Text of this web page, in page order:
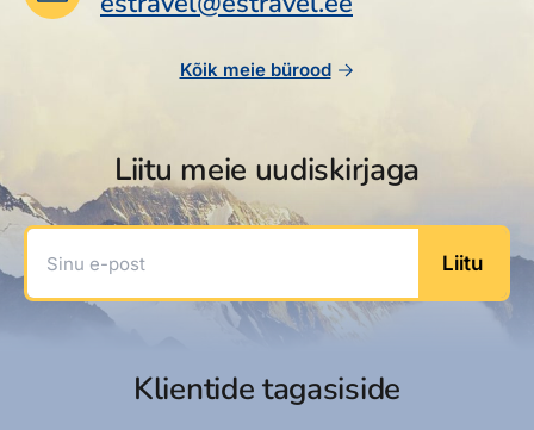
Reisitarvete e-pood
Kuldkaart
Platinum Club
Boonuspunktid
Meist
Kontaktid
Reisikonsultandi teenus
Tule tööle
Uudised
Kõik meie bürood
Liitu meie uudiskirjaga
Sinu e-post
Liitu
Klientide tagasiside